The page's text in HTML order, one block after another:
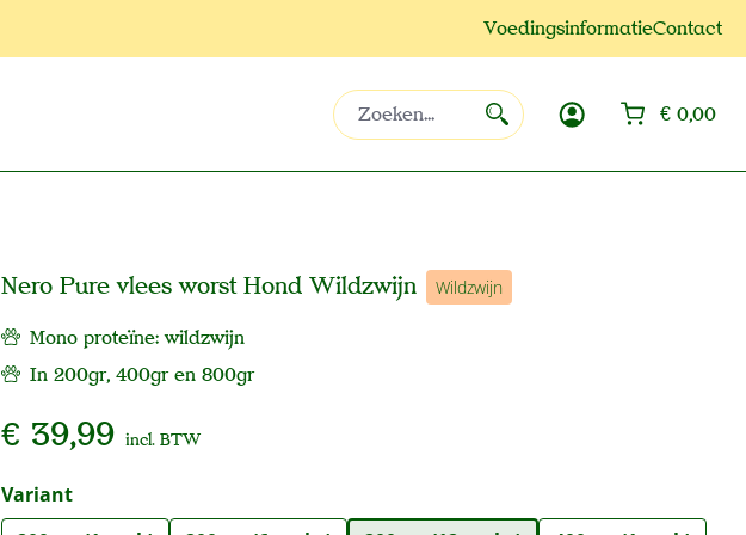
VoedingsinformatieContact
€ 0,00
Nero Pure vlees worst Hond Wildzwijn Wildzwijn
Mono proteïne: wildzwijn
In 200gr, 400gr en 800gr
€ 39,99 incl. BTW
Selecteer
Variant